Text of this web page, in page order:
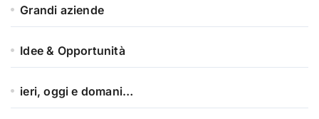
Grandi aziende
Idee & Opportunità
ieri, oggi e domani…